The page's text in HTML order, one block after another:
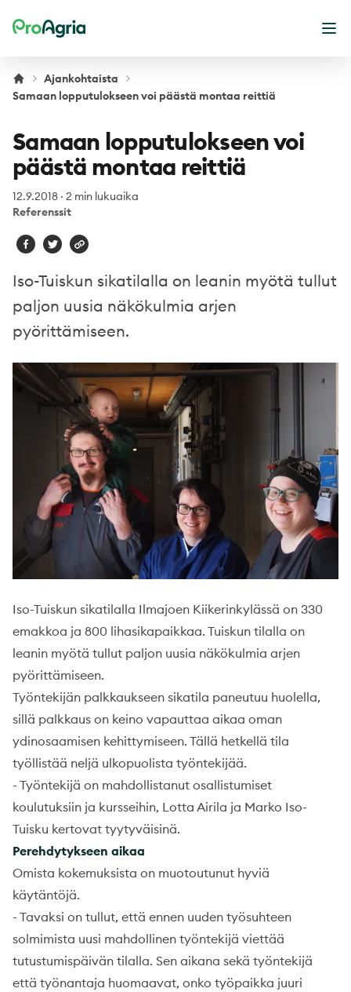
ProAgria
Ajankohtaista
Samaan lopputulokseen voi päästä montaa reittiä
Samaan lopputulokseen voi
päästä montaa reittiä
12.9.2018 · 2 min lukuaika
Referenssit
Iso-Tuiskun sikatilalla on leanin myötä tullut
paljon uusia näkökulmia arjen
pyörittämiseen.
Iso-Tuiskun sikatilalla Ilmajoen Kiikerinkylässä on 330
emakkoa ja 800 lihasikapaikkaa. Tuiskun tilalla on
leanin myötä tullut paljon uusia näkökulmia arjen
pyörittämiseen.
Työntekijän palkkaukseen sikatila paneutuu huolella,
sillä palkkaus on keino vapauttaa aikaa oman
ydinosaamisen kehittymiseen. Tällä hetkellä tila
työllistää neljä ulkopuolista työntekijää.
- Työntekijä on mahdollistanut osallistumiset
koulutuksiin ja kursseihin, Lotta Airila ja Marko Iso-
Tuisku kertovat tyytyväisinä.
Perehdytykseen aikaa
Omista kokemuksista on muotoutunut hyviä
käytäntöjä.
- Tavaksi on tullut, että ennen uuden työsuhteen
solmimista uusi mahdollinen työntekijä viettää
tutustumispäivän tilalla. Sen aikana sekä työntekijä
että työnantaja huomaavat, onko työpaikka juuri